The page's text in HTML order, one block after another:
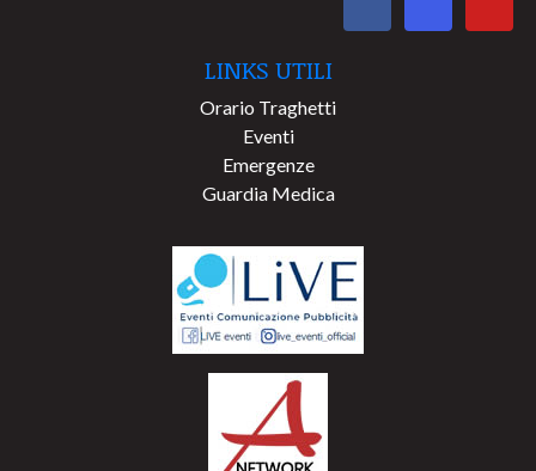
LINKS UTILI
Orario Traghetti
Eventi
Emergenze
Guardia Medica